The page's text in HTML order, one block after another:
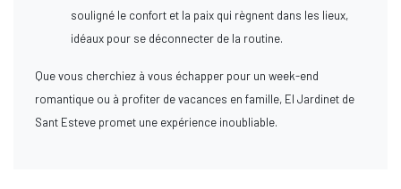
souligné le confort et la paix qui règnent dans les lieux,
idéaux pour se déconnecter de la routine.
Que vous cherchiez à vous échapper pour un week-end
romantique ou à profiter de vacances en famille, El Jardinet de
Sant Esteve promet une expérience inoubliable.